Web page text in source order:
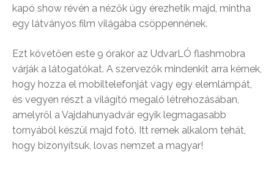
kapó show révén a nézők úgy érezhetik majd, mintha
egy látványos film világába csöppennének.
Ezt követően este 9 órakor az UdvarLÓ flashmobra
várják a látogatókat. A szervezők mindenkit arra kérnek,
hogy hozza el mobiltelefonját vagy egy elemlámpát,
és vegyen részt a világító megaló létrehozásában,
amelyről a Vajdahunyadvár egyik legmagasabb
tornyából készül majd fotó. Itt remek alkalom tehát,
hogy bizonyítsuk, lovas nemzet a magyar!